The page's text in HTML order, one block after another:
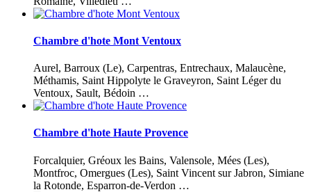
Chambre d'hote Mont Ventoux
Aurel, Barroux (Le), Carpentras, Entrechaux, Malaucène,
Méthamis, Saint Hippolyte le Graveyron, Saint Léger du
Ventoux, Sault, Bédoin …
Chambre d'hote Haute Provence
Forcalquier, Gréoux les Bains, Valensole, Mées (Les),
Montfroc, Omergues (Les), Saint Vincent sur Jabron, Simiane
la Rotonde, Esparron-de-Verdon …